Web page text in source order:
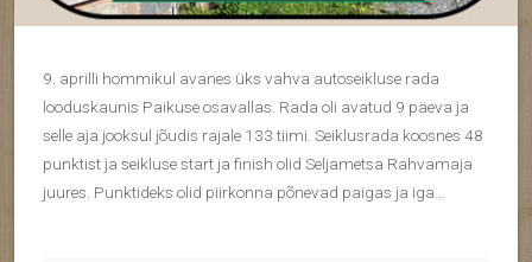
9. aprilli hommikul avanes üks vahva autoseikluse rada
looduskaunis Paikuse osavallas. Rada oli avatud 9 päeva ja
selle aja jooksul jõudis rajale 133 tiimi. Seiklusrada koosnes 48
punktist ja seikluse start ja finish olid Seljametsa Rahvamaja
juures. Punktideks olid piirkonna põnevad paigas ja iga…